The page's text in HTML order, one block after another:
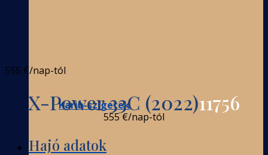
Karib-szigetek
555 €/nap-tól
X-Power 33C (2022)11756
555 €/nap-tól
Hajó adatok